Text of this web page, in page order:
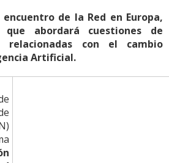
de la Red en Europa,
abordará cuestiones de
relacionadas con el cambio
Artificial.